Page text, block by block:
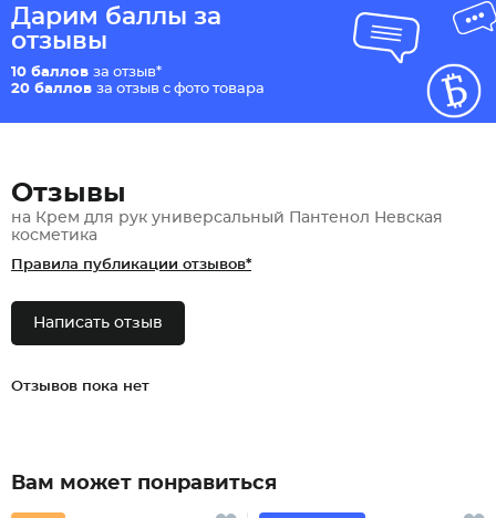
Дарим баллы за
отзывы
10 баллов за отзыв*
20 баллов за отзыв с фото товара
Отзывы
на Крем для рук универсальный Пантенол Невская
косметика
Правила публикации отзывов*
Написать отзыв
Отзывов пока нет
Вам может понравиться